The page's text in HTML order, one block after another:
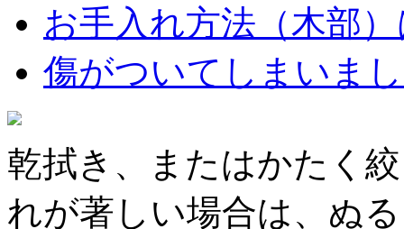
お手入れ方法（木部
傷がついてしまいま
乾拭き、またはかたく
れが著しい場合は、ぬ